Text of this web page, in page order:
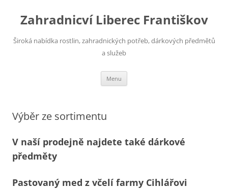
content
Zahradnicví Liberec Františkov
Široká nabídka rostlin, zahradnických potřeb, dárkových předmětů
a služeb
Menu
Výběr ze sortimentu
V naší prodejně najdete také dárkové
předměty
Pastovaný med z včelí farmy Cihlářovi